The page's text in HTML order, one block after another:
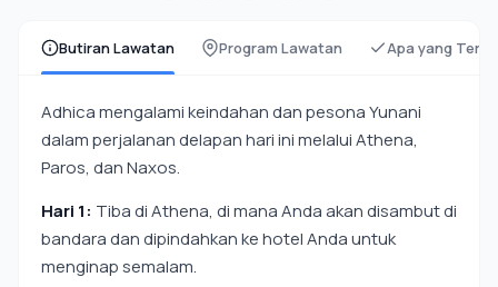
Butiran Lawatan Program Lawatan Apa yang
Adhica mengalami keindahan dan pesona Yunani
dalam perjalanan delapan hari ini melalui Athena,
Paros, dan Naxos.
Hari 1: Tiba di Athena, di mana Anda akan disambut di
bandara dan dipindahkan ke hotel Anda untuk
menginap semalam.